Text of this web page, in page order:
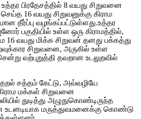
பிரதேசத்தில் 8 வயது சிறுவனை
16 வயது சிறுவனுக்கு கிராம
தீர்ப்பு வழங்கப்பட்டுள்ளது.உத்தர
பகுதியில் உள்ள ஒரு கிராமத்தில்,
16 வயது மிக்க சிறுவன் தனது பக்கத்து
சிறுவனை, அருகில் உள்ள
வற்புறுத்தி தவறான உடலுறவில்
சத்தம் கேட்டு, அவ்வழியே
மக்கள் சிறுவனை
துடித்து அழுதுகொண்டிருந்த
உடனடியாக மருத்துவமனைக்கு கொண்டு